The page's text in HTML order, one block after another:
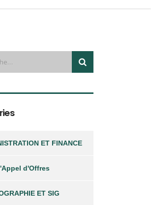
ET FINANCE
d'Offres
ET SIG